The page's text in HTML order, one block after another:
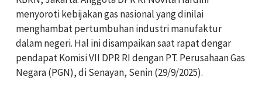
menyoroti kebijakan gas nasional yang dinilai
menghambat pertumbuhan industri manufaktur
dalam negeri. Hal ini disampaikan saat rapat dengar
pendapat Komisi VII DPR RI dengan PT. Perusahaan Gas
Negara (PGN), di Senayan, Senin (29/9/2025).